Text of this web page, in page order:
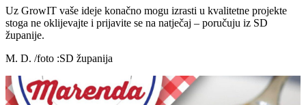
Uz GrowIT vaše ideje konačno mogu izrasti u kvalitetne projekte
stoga ne oklijevajte i prijavite se na natječaj – poručuju iz SD
županije.
M. D. /foto :SD županija